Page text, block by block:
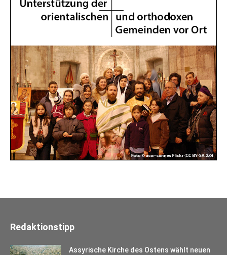
Redaktionstipp
Assyrische Kirche des Ostens wählt neuen